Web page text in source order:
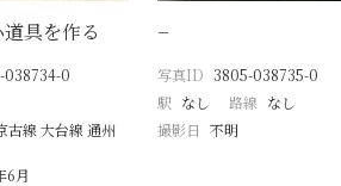
具を作る
038734-0
古線 大台線 通州
6月
−
写真ID 3805-038735-0
駅 なし 路線 なし
撮影日 不明